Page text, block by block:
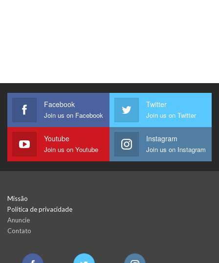
Facebook
Join us on Facebook
Twitter
Join us on Twitter
Youtube
Join us on Youtube
Instagram
Join us on Instagram
Missão
Política de privacidade
Anuncie
Contato